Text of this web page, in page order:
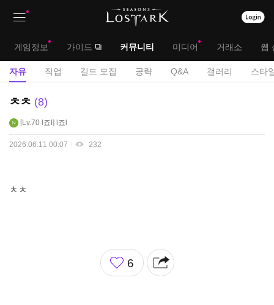
대
메
게임정보 가이드 커뮤니티 미디어 거래소 웹
서
자유 직업 길드 모집 공략 Q&A 갤러리 스타
자
게
ㅊㅊ 8
Lv.70 l죠l l죠l
2026.06.11 00:07 232
ㅊㅊ
좋
아
6